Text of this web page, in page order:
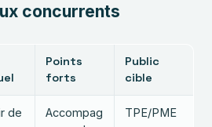
concurrents
Points
forts
Public
cible
de
Accompag
TPE/PME